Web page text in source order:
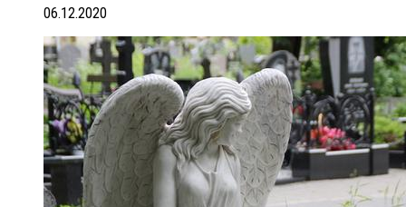
06.12.2020